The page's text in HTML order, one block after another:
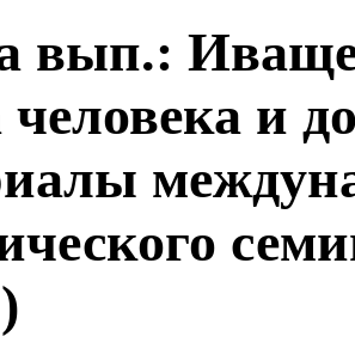
вып.:
и